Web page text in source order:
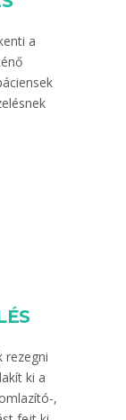
a
rezegni
ki a
,